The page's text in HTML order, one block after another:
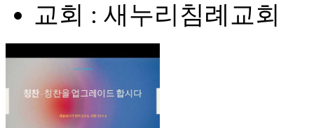
교회 : 새누리침례교회